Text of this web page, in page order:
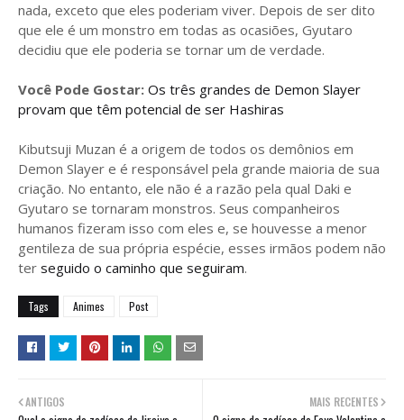
nada, exceto que eles poderiam viver. Depois de ser dito
que ele é um monstro em todas as ocasiões, Gyutaro
decidiu que ele poderia se tornar um de verdade.
Você Pode Gostar: Os três grandes de Demon Slayer
provam que têm potencial de ser Hashiras
Kibutsuji Muzan é a origem de todos os demônios em
Demon Slayer e é responsável pela grande maioria de sua
criação. No entanto, ele não é a razão pela qual Daki e
Gyutaro se tornaram monstros. Seus companheiros
humanos fizeram isso com eles e, se houvesse a menor
gentileza de sua própria espécie, esses irmãos podem não
ter seguido o caminho que seguiram.
Tags Animes Post
MAIS RECENTES
ANTIGOS